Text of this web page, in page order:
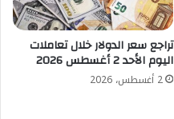
تراجع سعر الدولار خلال تعاملات
اليوم الأحد 2 أغسطس 2026
2 أغسطس، 2026